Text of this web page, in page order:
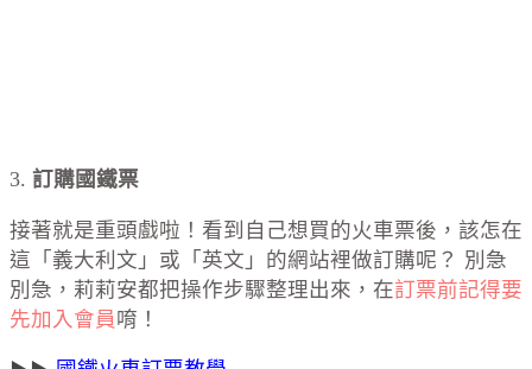
3. 訂購國鐵票
接著就是重頭戲啦！看到自己想買的火車票後，該怎在
這「義大利文」或「英文」的網站裡做訂購呢？ 別急
別急，莉莉安都把操作步驟整理出來，在訂票前記得要
先加入會員 唷！